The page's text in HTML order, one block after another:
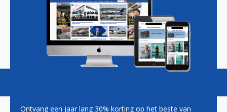
Magazine Podcasts Vacatures
Ontvang een jaar lang 30% korting op het beste van